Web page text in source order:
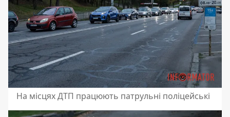
На місцях ДТП працюють патрульні поліцейські